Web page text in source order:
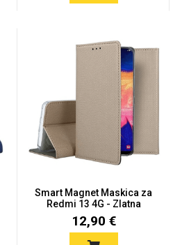
Smart Magnet Maskica za
Redmi 13 4G - Zlatna
12,90 €
Halloween